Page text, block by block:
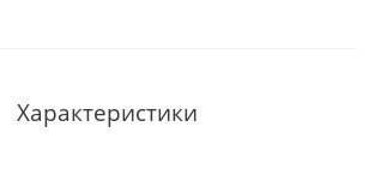
Характеристики